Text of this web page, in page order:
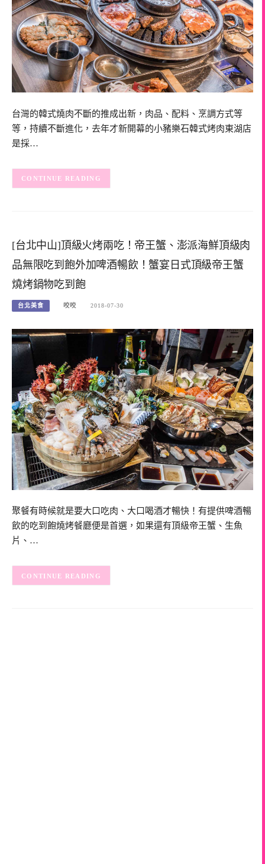
台灣的韓式燒肉不斷的推成出新，肉品、配料、烹調方式等
等，持續不斷進化，去年才新開幕的小豬樂石韓式烤肉東湖店
是採…
CONTINUE READING
[台北中山]頂級火烤兩吃！帝王蟹、澎派海鮮頂級肉
品無限吃到飽外加啤酒暢飲！蟹宴日式頂級帝王蟹
燒烤鍋物吃到飽
台北美食 咬咬 2018-07-30
聚餐有時候就是要大口吃肉、大口喝酒才暢快！有提供啤酒暢
飲的吃到飽燒烤餐廳便是首選，如果還有頂級帝王蟹、生魚
片、…
CONTINUE READING